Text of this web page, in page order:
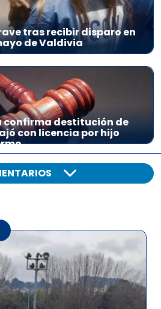
tras recibir disparo en
de Valdivia
confirma destitución de
con licencia por hijo